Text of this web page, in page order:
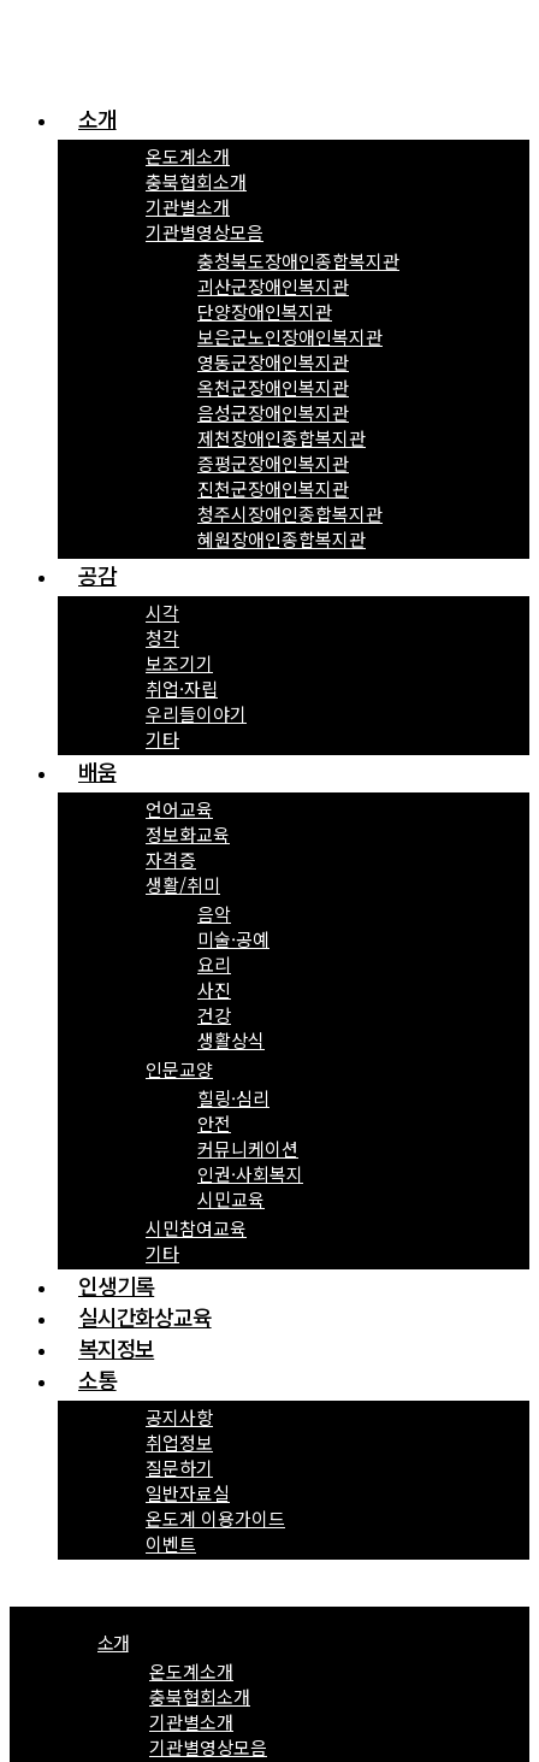
소개
온도계소개
충북협회소개
기관별소개
기관별영상모음
충청북도장애인종합복지관
괴산군장애인복지관
단양장애인복지관
보은군노인장애인복지관
영동군장애인복지관
옥천군장애인복지관
음성군장애인복지관
제천장애인종합복지관
증평군장애인복지관
진천군장애인복지관
청주시장애인종합복지관
혜원장애인종합복지관
공감
시각
청각
보조기기
취업·자립
우리들이야기
기타
배움
언어교육
정보화교육
자격증
생활/취미
음악
미술·공예
요리
사진
건강
생활상식
인문교양
힐링·심리
안전
커뮤니케이션
인권·사회복지
시민교육
시민참여교육
기타
인생기록
실시간화상교육
복지정보
소통
공지사항
취업정보
질문하기
일반자료실
온도계 이용가이드
이벤트
소개
온도계소개
충북협회소개
기관별소개
기관별영상모음